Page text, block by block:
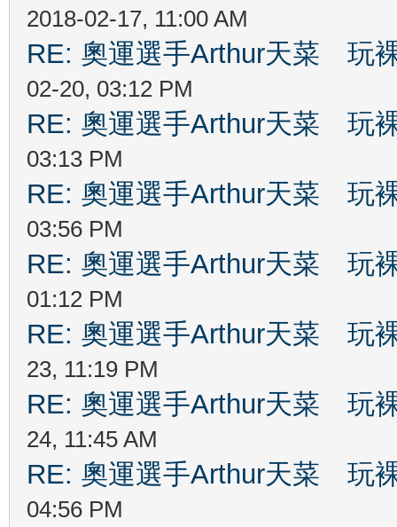
2018-02-17, 11:00 AM
RE: 奧運選手Arthur天菜 玩
02-20, 03:12 PM
RE: 奧運選手Arthur天菜 玩
03:13 PM
RE: 奧運選手Arthur天菜 玩
03:56 PM
RE: 奧運選手Arthur天菜 玩
01:12 PM
RE: 奧運選手Arthur天菜 玩
23, 11:19 PM
RE: 奧運選手Arthur天菜 玩
24, 11:45 AM
RE: 奧運選手Arthur天菜 玩
04:56 PM